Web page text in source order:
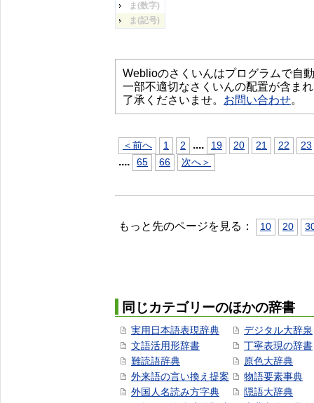
ま(数字)
ま(記号)
Weblioのさくいんはプログラムで自
一部不適切なさくいんの配置が含ま
了承くださいませ。 お問い合わせ。
＜前へ 1 2 .... 19 20 21 22 23
.... 65 66 次へ＞
もっと先のページを見る： 10 20
同じカテゴリーのほかの辞書
実用日本語表現辞典
文語活用形辞書
難読語辞典
外来語の言い換え提案
外国人名読み方字典
デジタル大辞泉
丁寧表現の辞書
原色大辞典
物語要素事典
隠語大辞典